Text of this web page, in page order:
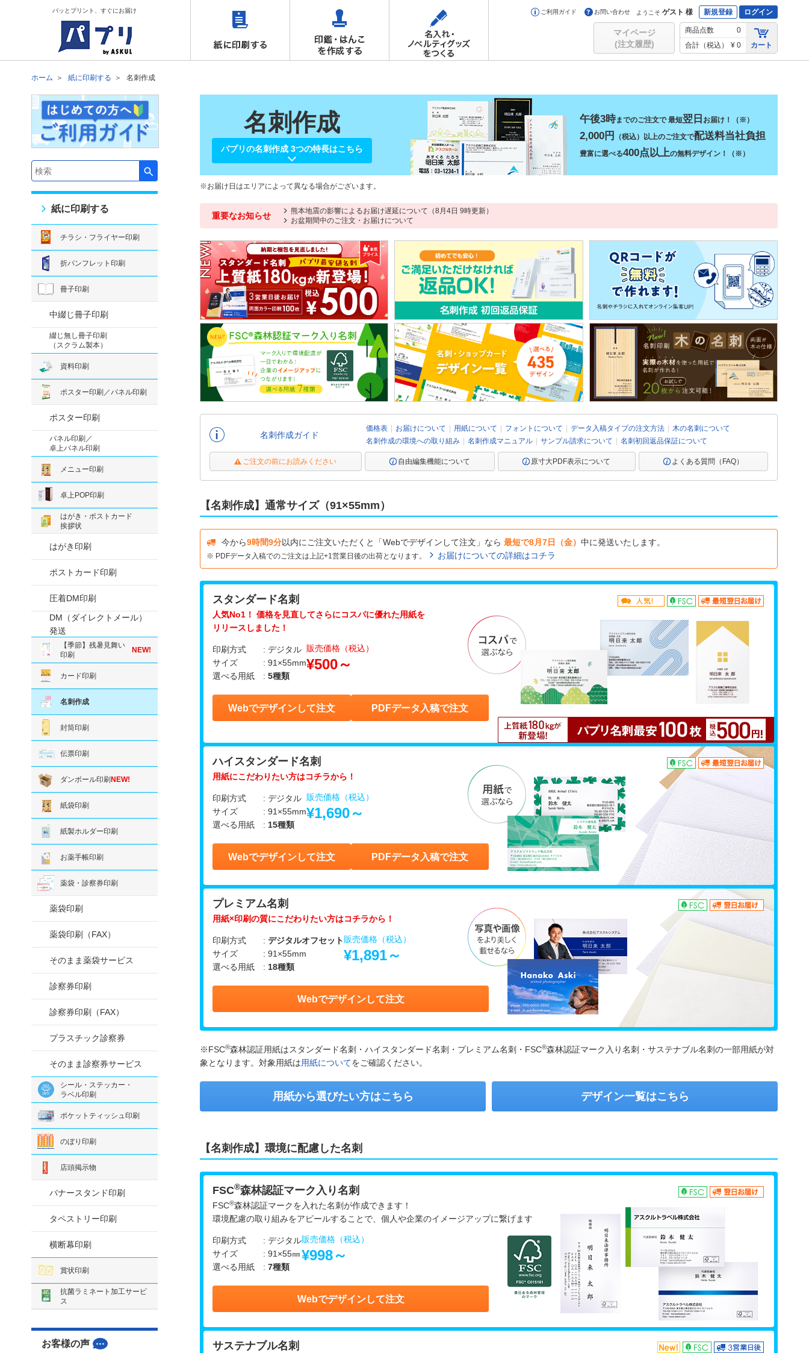
パッとプリント、すぐにお届け ご利用ガイド お問い合わせ ようこそ ゲスト 様 新規登録 ログイン
マイページ
(注文履歴)
商品点数
0
合計（税込）
¥ 0 カート
ホーム 紙に印刷する 名刺作成
名刺作成
パプリの名刺作成 3つの特長はこちら
午後3時までのご注文で 最短翌日 お届け！（※）
2,000円 （税込）以上のご注文で配送料当社負担
豊富に選べる400点以上の無料デザイン！（※）
お届け日はエリアによって異なる場合がございます。
重要なお知らせ
熊本地震の影響によるお届け遅延について（8月4日 9時更新）
お盆期間中のご注文・お届けについて
名刺作成ガイド
価格表 お届けについて 用紙について フォントについて データ入稿タイプの注文方法
木の名刺について
名刺作成の環境への取り組み
名刺作成マニュアル サンプル請求について 名刺初回返品保証について
ご注文の前にお読みください 自由編集機能について 原寸大PDF表示について よくある質問（FAQ）
【名刺作成】通常サイズ（91×55mm）
今から9時間9分以内にご注文いただくと「Webでデザインして注文」なら 最短で8月7日（金） 中に発送いたします。
PDFデータ入稿でのご注文は上記+1営業日後の出荷となります。 お届けについての詳細はコチラ
スタンダード名刺
人気No1！ 価格を見直してさらにコスパに優れた用紙を
リリースしました！
印刷方式 : デジタル
サイズ : 91×55mm
選べる用紙 : 5種類
販売価格（税込）
¥500～
Webでデザインして注文 PDFデータ入稿で注文
ハイスタンダード名刺
用紙にこだわりたい方はコチラから！
印刷方式 : デジタル
サイズ : 91×55mm
選べる用紙 : 15種類
販売価格（税込）
¥1,690～
Webでデザインして注文 PDFデータ入稿で注文
プレミアム名刺
用紙×印刷の質にこだわりたい方はコチラから！
印刷方式 : デジタルオフセット
サイズ : 91×55mm
選べる用紙 : 18種類
販売価格（税込）
¥1,891～
Webでデザインして注文
※FSC®森林認証用紙はスタンダード名刺・ハイスタンダード名刺・プレミアム名刺・FSC®森林認証マーク入り名刺・サステナブル名刺の一部用紙が対
象となります。対象用紙は用紙についてをご確認ください。
用紙から選びたい方はこちら デザイン一覧はこちら
【名刺作成】環境に配慮した名刺
FSC®森林認証マーク入り名刺
FSC®森林認証マークを入れた名刺が作成できます！
環境配慮の取り組みをアピールすることで、個人や企業のイメージアップに繋げます
印刷方式 : デジタル
サイズ : 91×55㎜
選べる用紙 : 7種類
販売価格（税込）
¥998～
Webでデザインして注文
サステナブル名刺
検索キーワード入力
紙に印刷する
チラシ・フライヤー印刷
折パンフレット印刷
冊子印刷
中綴じ冊子印刷
綴じ無し冊子印刷
（スクラム製本）
資料印刷
ポスター印刷／パネル印刷
ポスター印刷
パネル印刷／
卓上パネル印刷
メニュー印刷
卓上POP印刷
はがき・ポストカード
挨拶状
はがき印刷
ポストカード印刷
圧着DM印刷
DM（ダイレクトメール）
発送
【季節】残暑見舞い
印刷
NEW!
カード印刷
名刺作成
封筒印刷
伝票印刷
ダンボール印刷NEW!
紙袋印刷
紙製ホルダー印刷
お薬手帳印刷
薬袋・診察券印刷
薬袋印刷
薬袋印刷（FAX）
そのまま薬袋サービス
診察券印刷
診察券印刷（FAX）
プラスチック診察券
そのまま診察券サービス
シール・ステッカー・
ラベル印刷
ポケットティッシュ印刷
のぼり印刷
店頭掲示物
バナースタンド印刷
タペストリー印刷
横断幕印刷
賞状印刷
抗菌ラミネート加工サービ
ス
お客様の声